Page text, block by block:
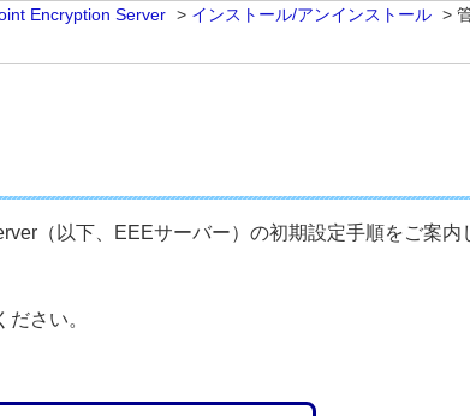
Encryption Server > インストール/アンインストール >
（以下、EEEサーバー）の初期設定手順をご案内
さい。